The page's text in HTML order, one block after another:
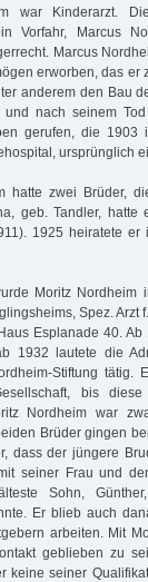
war Kinderarzt.
Vorfahr, Marcus
Marcus
erworben, das er
anderem den Bau
und nach seinem
gerufen, die
ursprünglich
hatte zwei Brüder,
geb. Tandler,
1925 heiratete
Moritz Nordheim
Spez. Arzt
Esplanade 40.
1932 lautete die
Stiftung
bis
Nordheim war
Brüder gingen
dass der jüngere
seiner Frau und
Sohn,
Er blieb auch
arbeiten. Mit
geblieben zu
keine seiner